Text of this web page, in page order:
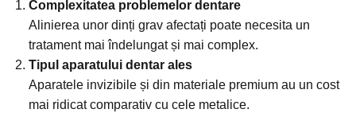
Complexitatea problemelor dentare
Alinierea unor dinți grav afectați poate necesita un
tratament mai îndelungat și mai complex.
Tipul aparatului dentar ales
Aparatele invizibile și din materiale premium au un cost
mai ridicat comparativ cu cele metalice.